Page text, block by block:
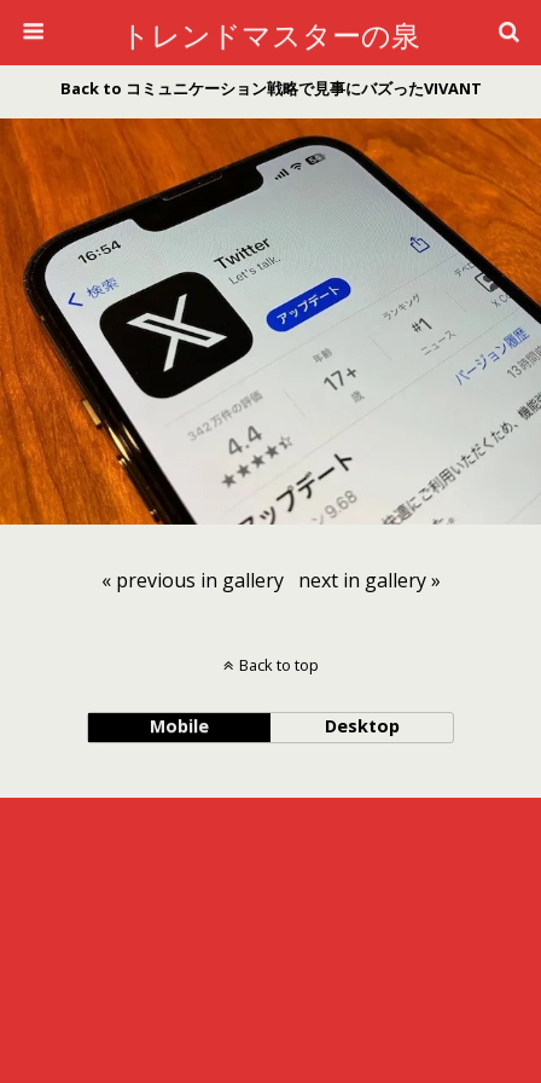
トレンドマスターの泉
Back to コミュニケーション戦略で見事にバズったVIVANT
« previous in gallery next in gallery »
Back to top
Mobile Desktop